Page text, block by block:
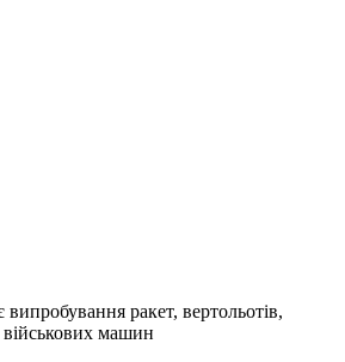
випробування ракет, вертольотів,
військових машин